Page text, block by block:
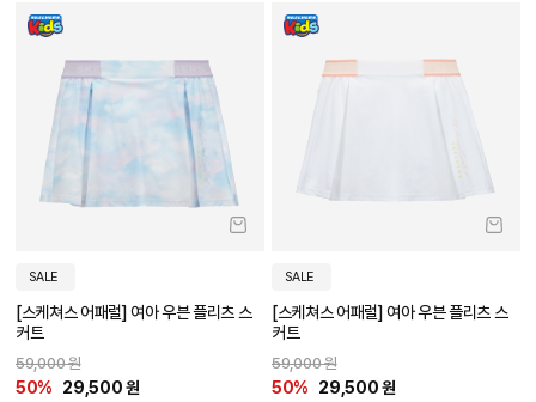
SALE
[스케쳐스 어패럴] 여아 우븐 플리츠 스
커트
59,000 원
50% 29,500 원
SALE
[스케쳐스 어패럴] 여아 우븐 플리츠 스
커트
59,000 원
50% 29,500 원